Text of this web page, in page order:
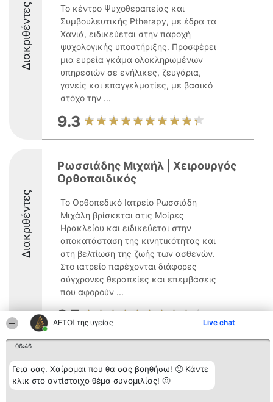
ΑΕΤΟΊ της υγείας Live chat
06:46
Γεια σας. Χαίρομαι που θα σας βοηθήσω! 🙂 Κάντε
κλικ στο αντίστοιχο θέμα συνομιλίας! 🙂
Διακριθέντες
Το κέντρο Ψυχοθεραπείας και
Συμβουλευτικής Ptherapy, με έδρα τα
Χανιά, ειδικεύεται στην παροχή
ψυχολογικής υποστήριξης. Προσφέρει
μια ευρεία γκάμα ολοκληρωμένων
υπηρεσιών σε ενήλικες, ζευγάρια,
γονείς και επαγγελματίες, με βασικό
στόχο την ...
9.3
Διακριθέντες
Ρωσσιάδης Μιχαήλ | Χειρουργός
Ορθοπαιδικός
Το Ορθοπεδικό Ιατρείο Ρωσσιάδη
Μιχάλη βρίσκεται στις Μοίρες
Ηρακλείου και ειδικεύεται στην
αποκατάσταση της κινητικότητας και
στη βελτίωση της ζωής των ασθενών.
Στο ιατρείο παρέχονται διάφορες
σύγχρονες θεραπείες και επεμβάσεις
που αφορούν ...
8.7
κατάταξης
BEAUTIFUL COMPANY
Μονοπρόσωπη ΙΚΕ
Διακριθέντες
Λίστα όλων
των
Επικοινωνία